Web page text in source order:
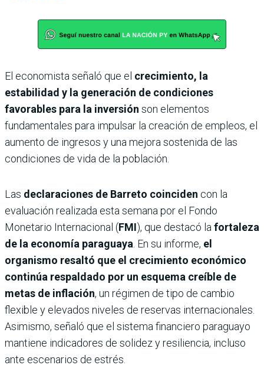
El economista señaló que el crecimiento, la
estabilidad y la generación de condiciones
favorables para la inversión son elementos
fundamentales para impulsar la creación de empleos, el
aumento de ingresos y una mejora sostenida de las
condiciones de vida de la población.
Las declaraciones de Barreto coinciden con la
evaluación realizada esta semana por el Fondo
Monetario Internacional (FMI), que destacó la fortaleza
de la economía paraguaya . En su informe, el
organismo resaltó que el crecimiento económico
continúa respaldado por un esquema creíble de
metas de inflación, un régimen de tipo de cambio
flexible y elevados niveles de reservas internacionales.
Asimismo, señaló que el sistema financiero paraguayo
mantiene indicadores de solidez y resiliencia, incluso
ante escenarios de estrés.